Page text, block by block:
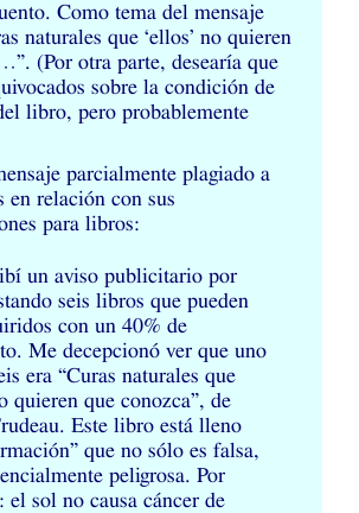
Como tema del mensaje
naturales que ‘ellos’ no quieren
(Por otra parte, desearía que
sobre la condición de
libro, pero probablemente
parcialmente plagiado a
en relación con sus
para libros:
un aviso publicitario por
seis libros que pueden
con un 40% de
Me decepcionó ver que uno
era “Curas naturales que
quieren que conozca”, de
Este libro está lleno
que no sólo es falsa,
peligrosa. Por
el sol no causa cáncer de